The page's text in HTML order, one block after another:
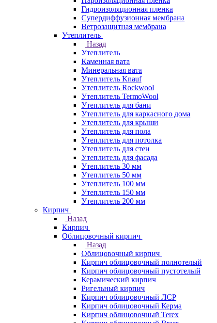
Гидроизоляционная пленка
Супердиффузионная мембрана
Ветрозащитная мембрана
Утеплитель
Назад
Утеплитель
Каменная вата
Минеральная вата
Утеплитель Knauf
Утеплитель Rockwool
Утеплитель TermoWool
Утеплитель для бани
Утеплитель для каркасного дома
Утеплитель для крыши
Утеплитель для пола
Утеплитель для потолка
Утеплитель для стен
Утеплитель для фасада
Утеплитель 30 мм
Утеплитель 50 мм
Утеплитель 100 мм
Утеплитель 150 мм
Утеплитель 200 мм
Кирпич
Назад
Кирпич
Облицовочный кирпич
Назад
Облицовочный кирпич
Кирпич облицовочный полнотелый
Кирпич облицовочный пустотелый
Керамический кирпич
Ригельный кирпич
Кирпич облицовочный ЛСР
Кирпич облицовочный Керма
Кирпич облицовочный Terex